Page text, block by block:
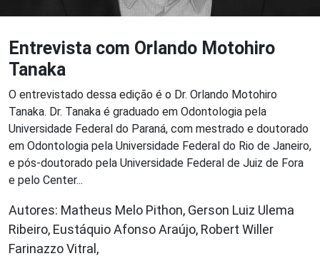
Entrevista com Orlando Motohiro
Tanaka
O entrevistado dessa edição é o Dr. Orlando Motohiro
Tanaka. Dr. Tanaka é graduado em Odontologia pela
Universidade Federal do Paraná, com mestrado e doutorado
em Odontologia pela Universidade Federal do Rio de Janeiro,
e pós-doutorado pela Universidade Federal de Juiz de Fora
e pelo Center...
Autores: Matheus Melo Pithon, Gerson Luiz Ulema
Ribeiro, Eustáquio Afonso Araújo, Robert Willer
Farinazzo Vitral,